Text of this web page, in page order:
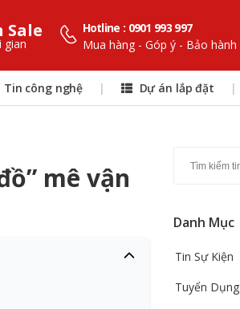
Sale
gian
Hotline : 0901 993 997
Mua hàng - Góp ý - Bảo hành
Tin công nghệ | Dự án lắp đặt |
mê vận
Danh Mục
Tin Sự Kiện
Tuyển Dụng